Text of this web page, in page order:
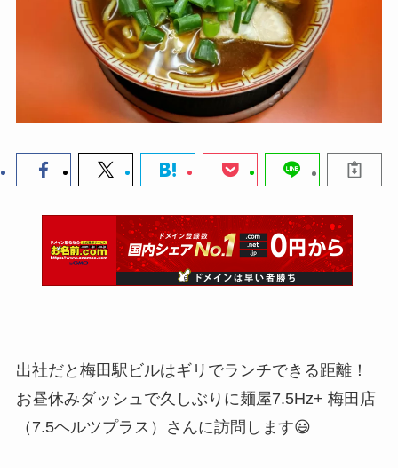
出社だと梅田駅ビルはギリでランチできる距離！
お昼休みダッシュで久しぶりに麺屋7.5Hz+ 梅田店
（7.5ヘルツプラス）さんに訪問します😃